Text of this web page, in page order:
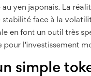
yen japonais. La
face à la
en font un outil très
pour l'investissement
simple